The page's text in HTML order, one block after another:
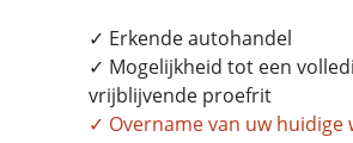
✓ Erkende autohandel
✓ Mogelijkheid tot een
vrijblijvende proefrit
✓ Overnamevan uw huidige